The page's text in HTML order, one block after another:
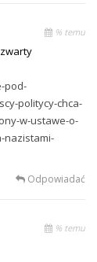
% temu
pod-
politycy-chca-
w-ustawe-o-
nazistami-
Odpowiadać
% temu